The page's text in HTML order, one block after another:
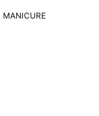
MANICURE